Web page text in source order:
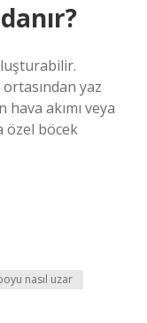
yaz
hava akımı veya
özel böcek
nasıl uzar